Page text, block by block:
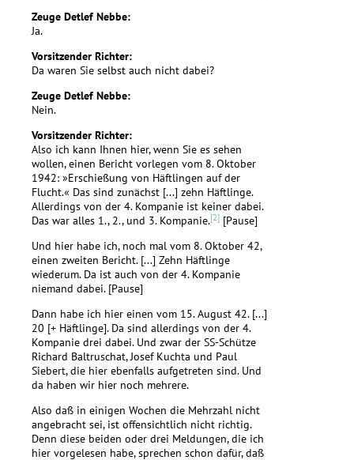
Zeuge Detlef Nebbe:
Ja.
Vorsitzender Richter:
Da waren Sie selbst auch nicht dabei?
Zeuge Detlef Nebbe:
Nein.
Vorsitzender Richter:
Also ich kann Ihnen hier, wenn Sie es sehen
wollen, einen Bericht vorlegen vom 8. Oktober
1942: »Erschießung von Häftlingen auf der
Flucht.« Das sind zunächst [...] zehn Häftlinge.
Allerdings von der 4. Kompanie ist keiner dabei.
Das war alles 1., 2., und 3. Kompanie.[2] [Pause]
Und hier habe ich, noch mal vom 8. Oktober 42,
einen zweiten Bericht. [...] Zehn Häftlinge
wiederum. Da ist auch von der 4. Kompanie
niemand dabei. [Pause]
Dann habe ich hier einen vom 15. August 42. [...]
20 [+ Häftlinge]. Da sind allerdings von der 4.
Kompanie drei dabei. Und zwar der SS-Schütze
Richard Baltruschat, Josef Kuchta und Paul
Siebert, die hier ebenfalls aufgetreten sind. Und
da haben wir hier noch mehrere.
Also daß in einigen Wochen die Mehrzahl nicht
angebracht sei, ist offensichtlich nicht richtig.
Denn diese beiden oder drei Meldungen, die ich
hier vorgelesen habe, sprechen schon dafür, daß